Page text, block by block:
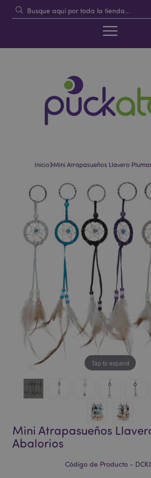
Inicio›Mini Atrapasueños Llavero
galería
imágenes
comienzo
galería
imágenes
Tap to expand
Mini Atrapasueños
Abalorios
Código de Producto -